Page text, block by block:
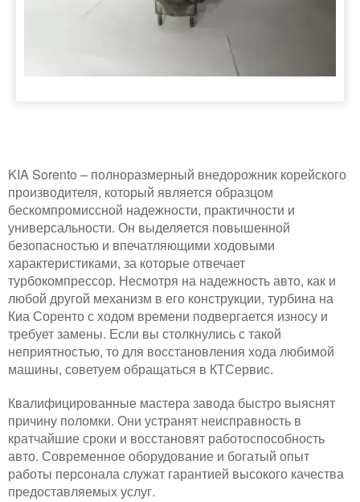
KIA Sorento – полноразмерный внедорожник корейского
производителя, который является образцом
бескомпромиссной надежности, практичности и
универсальности. Он выделяется повышенной
безопасностью и впечатляющими ходовыми
характеристиками, за которые отвечает
турбокомпрессор. Несмотря на надежность авто, как и
любой другой механизм в его конструкции, турбина на
Киа Соренто с ходом времени подвергается износу и
требует замены. Если вы столкнулись с такой
неприятностью, то для восстановления хода любимой
машины, советуем обращаться в КТСервис.
Квалифицированные мастера завода быстро выяснят
причину поломки. Они устранят неисправность в
кратчайшие сроки и восстановят работоспособность
авто. Современное оборудование и богатый опыт
работы персонала служат гарантией высокого качества
предоставляемых услуг.